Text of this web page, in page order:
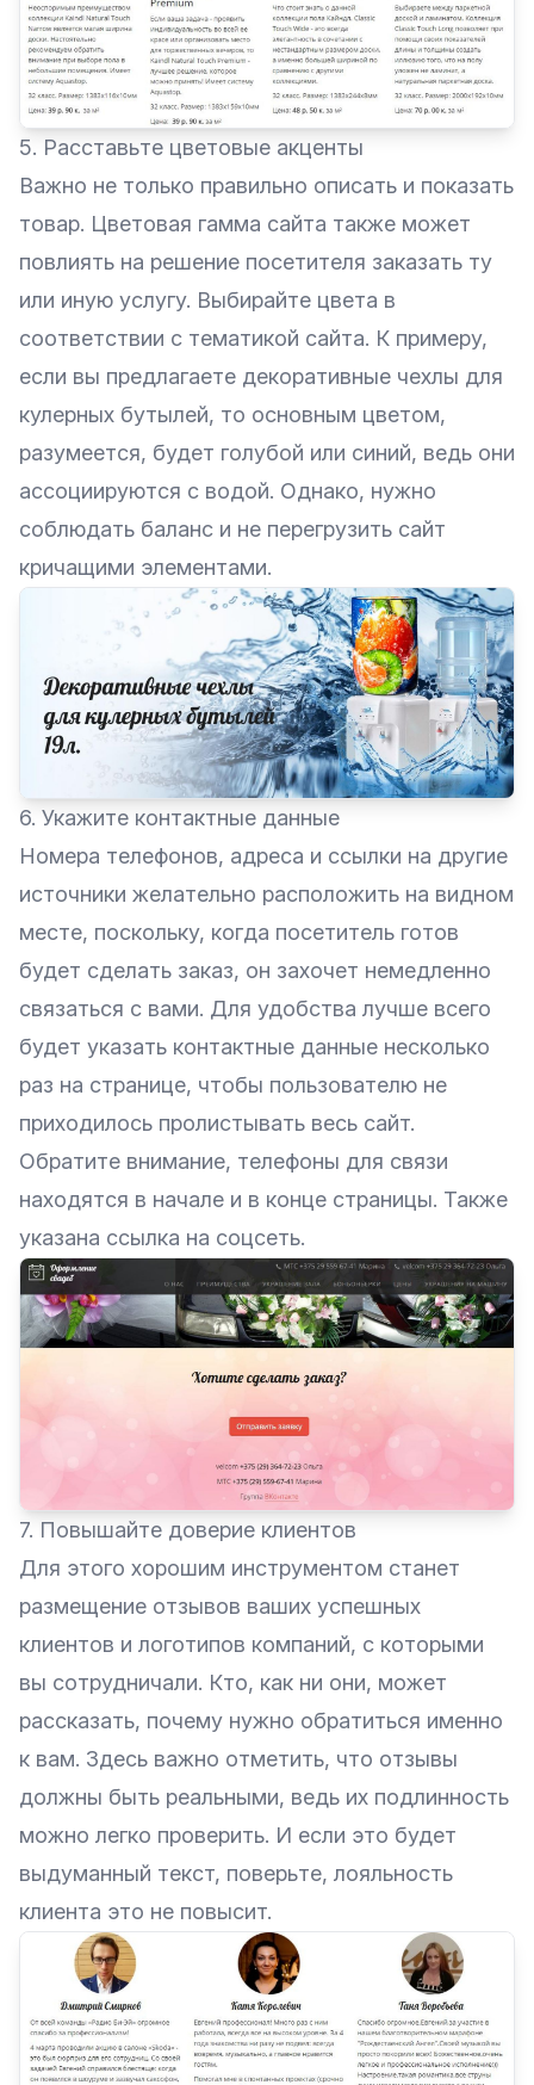
5. Расставьте цветовые акценты
Важно не только правильно описать и показать
товар. Цветовая гамма сайта также может
повлиять на решение посетителя заказать ту
или иную услугу. Выбирайте цвета в
соответствии с тематикой сайта. К примеру,
если вы предлагаете декоративные чехлы для
кулерных бутылей, то основным цветом,
разумеется, будет голубой или синий, ведь они
ассоциируются с водой. Однако, нужно
соблюдать баланс и не перегрузить сайт
кричащими элементами.
6. Укажите контактные данные
Номера телефонов, адреса и ссылки на другие
источники желательно расположить на видном
месте, поскольку, когда посетитель готов
будет сделать заказ, он захочет немедленно
связаться с вами. Для удобства лучше всего
будет указать контактные данные несколько
раз на странице, чтобы пользователю не
приходилось пролистывать весь сайт.
Обратите внимание, телефоны для связи
находятся в начале и в конце страницы. Также
указана ссылка на соцсеть.
7. Повышайте доверие клиентов
Для этого хорошим инструментом станет
размещение отзывов ваших успешных
клиентов и логотипов компаний, с которыми
вы сотрудничали. Кто, как ни они, может
рассказать, почему нужно обратиться именно
к вам. Здесь важно отметить, что отзывы
должны быть реальными, ведь их подлинность
можно легко проверить. И если это будет
выдуманный текст, поверьте, лояльность
клиента это не повысит.